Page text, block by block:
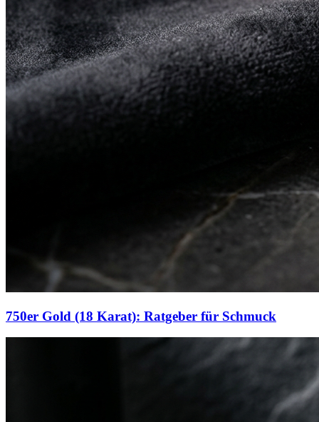
750er Gold (18 Karat): Ratgeber für Schmuck